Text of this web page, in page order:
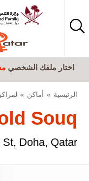
تجاوز إلى المحتوى
اختار ملفك الشخصي
الرئيسية أماكن
Souq
Doha, Qatar